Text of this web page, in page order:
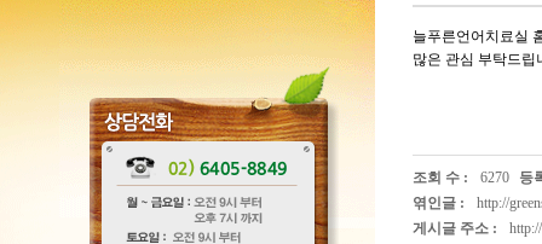
늘푸른언어치료실
많은 관심 부탁드립
조회 수 : 6270
등
엮인글 :
http://
게시글 주소 :